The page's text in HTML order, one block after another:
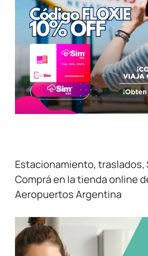
Estacionamiento, traslados,
Comprá en la tienda online
Aeropuertos Argentina